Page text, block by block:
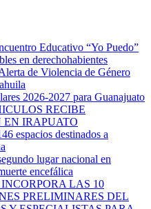
Educativo “Yo Puedo”
en derechohabientes
de Violencia de Género
2026-2027 para Guanajuato
RECIBE
EN IRAPUATO
espacios destinados a
lugar nacional en
encefálica
LAS 10
PRELIMINARES DEL